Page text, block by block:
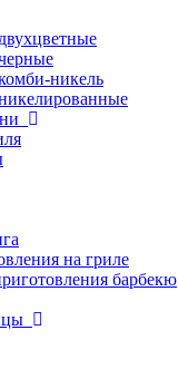
никель
на гриле
барбекю